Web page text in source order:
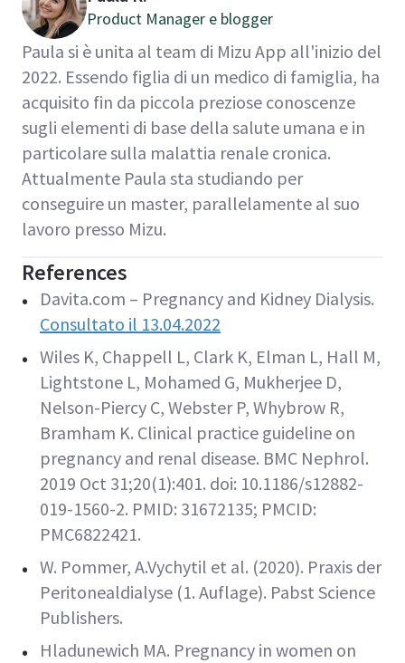
Product Manager e blogger
Paula si è unita al team di Mizu App all'inizio del
2022. Essendo figlia di un medico di famiglia, ha
acquisito fin da piccola preziose conoscenze
sugli elementi di base della salute umana e in
particolare sulla malattia renale cronica.
Attualmente Paula sta studiando per
conseguire un master, parallelamente al suo
lavoro presso Mizu.
References
Davita.com – Pregnancy and Kidney Dialysis.
Consultato il 13.04.2022
Wiles K, Chappell L, Clark K, Elman L, Hall M,
Lightstone L, Mohamed G, Mukherjee D,
Nelson-Piercy C, Webster P, Whybrow R,
Bramham K. Clinical practice guideline on
pregnancy and renal disease. BMC Nephrol.
2019 Oct 31;20(1):401. doi: 10.1186/s12882-
019-1560-2. PMID: 31672135; PMCID:
PMC6822421.
W. Pommer, A.Vychytil et al. (2020). Praxis der
Peritonealdialyse (1. Auflage). Pabst Science
Publishers.
Hladunewich MA. Pregnancy in women on